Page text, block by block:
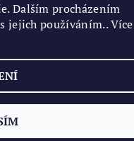
Dalším procházením
jejich používáním.. Více